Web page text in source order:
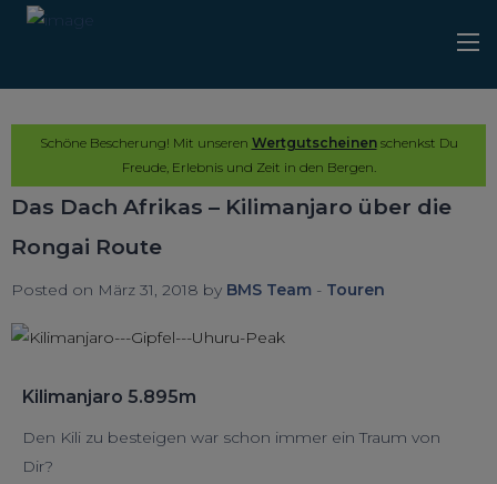
Schöne Bescherung! Mit unseren Wertgutscheinenschenkst Du
Freude, Erlebnis und Zeit in den Bergen.
Das Dach Afrikas – Kilimanjaro über die
Rongai Route
Posted on März 31, 2018 by BMS Team - Touren
Kilimanjaro 5.895m
Den Kili zu besteigen war schon immer ein Traum von
Dir?